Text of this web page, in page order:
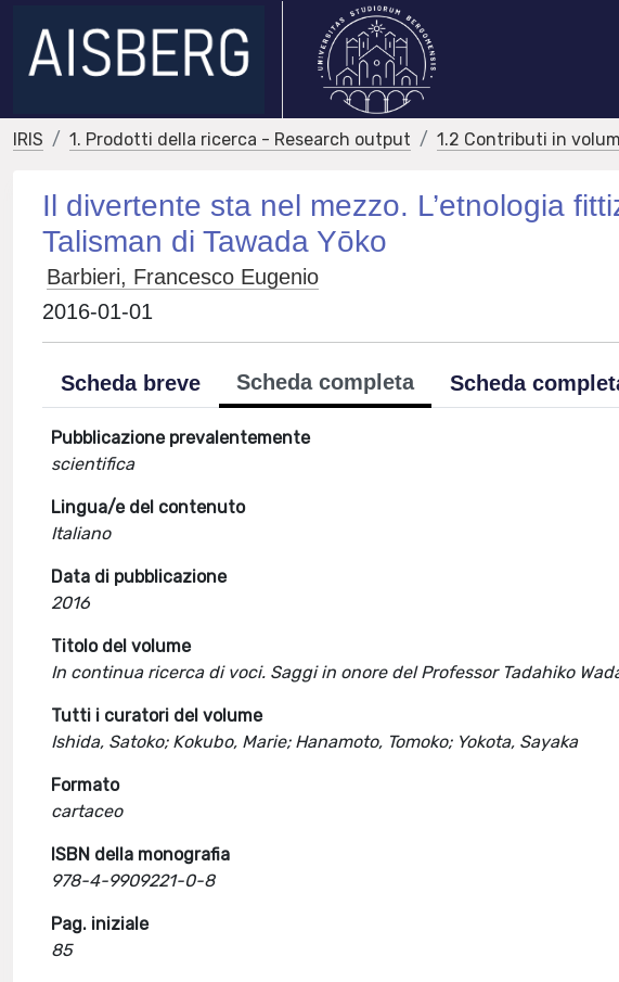
IRIS 1. Prodotti della ricerca - Research output 1.2 Contributi in
Il divertente sta nel mezzo. L’etnologia
Talisman di Tawada Yōko
Barbieri, Francesco Eugenio
2016-01-01
Scheda breve Scheda completa Scheda
Pubblicazione prevalentemente
scientifica
Lingua/e del contenuto
Italiano
Data di pubblicazione
2016
Titolo del volume
In continua ricerca di voci. Saggi in onore del Professor Tadahiko
Tutti i curatori del volume
Ishida, Satoko; Kokubo, Marie; Hanamoto, Tomoko; Yokota, Sayaka
Formato
cartaceo
ISBN della monografia
978-4-9909221-0-8
Pag. iniziale
85